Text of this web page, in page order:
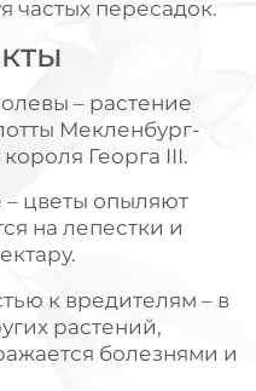
частых пересадок.
– растение
Мекленбург-
Георга III.
цветы опыляют
на лепестки и
к вредителям – в
растений,
болезнями и